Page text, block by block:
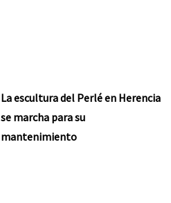
La escultura del Perlé en Herencia
se marcha para su
mantenimiento